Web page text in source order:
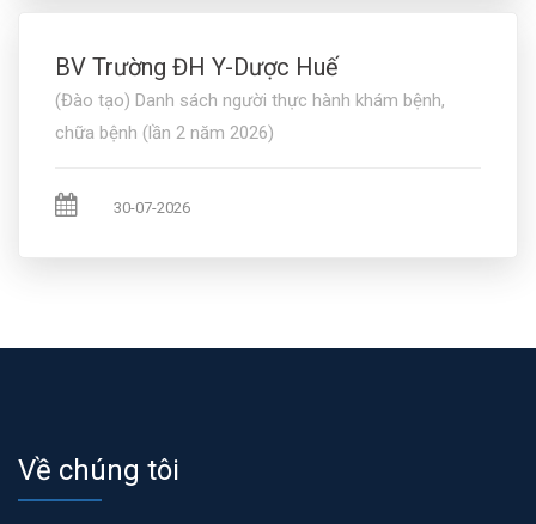
BV Trường ĐH Y-Dược Huế
(Đào tạo) Danh sách người thực hành khám bệnh,
chữa bệnh (lần 2 năm 2026)
30-07-2026
Về chúng tôi